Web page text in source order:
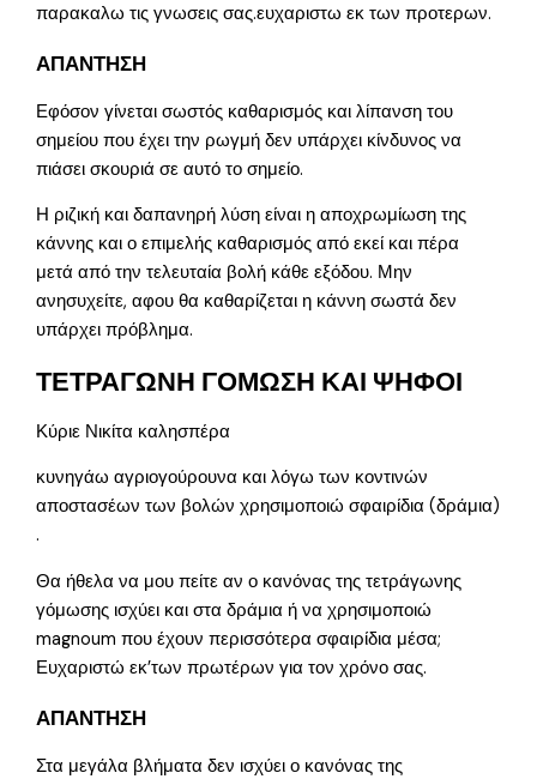
παρακαλω τις γνωσεις σας.ευχαριστω εκ των προτερων.
ΑΠΑΝΤΗΣΗ
Εφόσον γίνεται σωστός καθαρισμός και λίπανση του
σημείου που έχει την ρωγμή δεν υπάρχει κίνδυνος να
πιάσει σκουριά σε αυτό το σημείο.
Η ριζική και δαπανηρή λύση είναι η αποχρωμίωση της
κάννης και ο επιμελής καθαρισμός από εκεί και πέρα
μετά από την τελευταία βολή κάθε εξόδου. Μην
ανησυχείτε, αφου θα καθαρίζεται η κάννη σωστά δεν
υπάρχει πρόβλημα.
ΤΕΤΡΑΓΩΝΗ ΓΟΜΩΣΗ ΚΑΙ ΨΗΦΟΙ
Κύριε Νικίτα καλησπέρα
κυνηγάω αγριογούρουνα και λόγω των κοντινών
αποστασέων των βολών χρησιμοποιώ σφαιρίδια (δράμια)
.
Θα ήθελα να μου πείτε αν ο κανόνας της τετράγωνης
γόμωσης ισχύει και στα δράμια ή να χρησιμοποιώ
magnoum που έχουν περισσότερα σφαιρίδια μέσα;
Ευχαριστώ εκ’των πρωτέρων για τον χρόνο σας.
ΑΠΑΝΤΗΣΗ
Στα μεγάλα βλήματα δεν ισχύει ο κανόνας της